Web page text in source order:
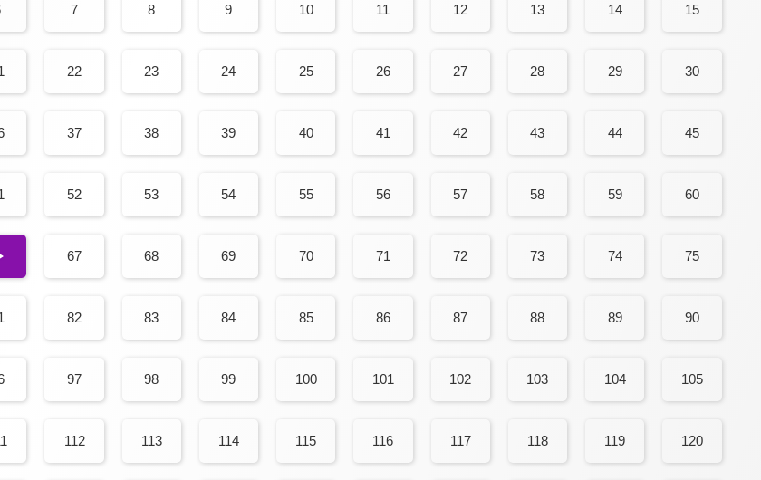
7 8 9 10 11 12 13 14 15
22 23 24 25 26 27 28 29 30
37 38 39 40 41 42 43 44 45
52 53 54 55 56 57 58 59 60
67 68 69 70 71 72 73 74 75
82 83 84 85 86 87 88 89 90
97 98 99 100 101 102 103 104 105
112 113 114 115 116 117 118 119 120